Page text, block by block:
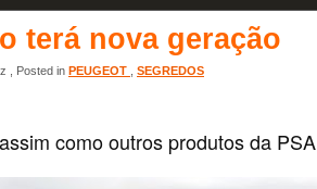
terá nova geração
, Posted in PEUGEOT SEGREDOS
como outros produtos da PSA